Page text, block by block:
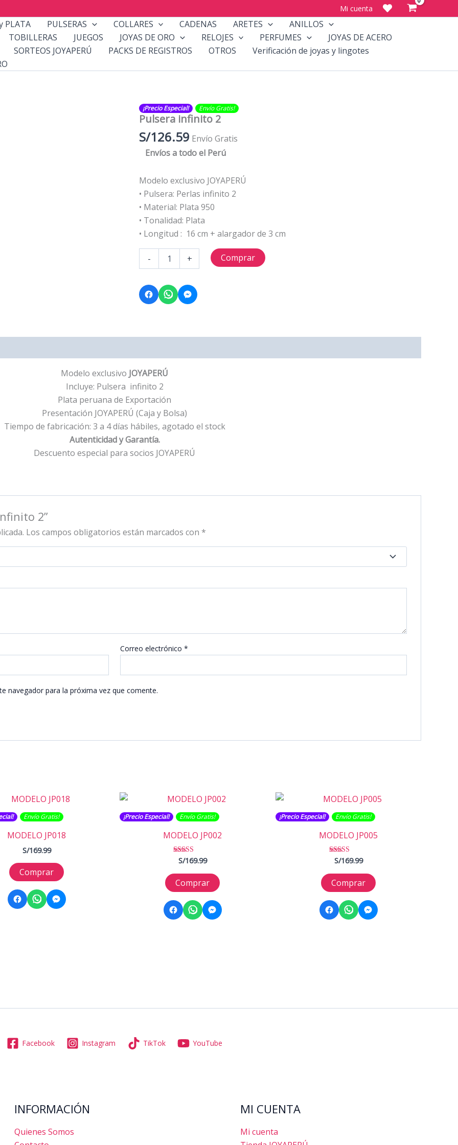
Mi cuenta
PLATA PULSERAS COLLARES CADENAS ARETES
ANILLOS
TOBILLERAS JUEGOS JOYAS DE ORO RELOJES PERFUMES
JOYAS DE ACERO
SORTEOS JOYAPERÚ PACKS DE REGISTROS OTROS
Verificación de joyas y lingotes
¡Precio Especial! Envío Gratis​​​!
Pulsera infinito 2
S/126.59 Envío Gratis
Envíos a todo el Perú
Modelo exclusivo JOYAPERÚ
• Pulsera: Perlas infinito 2
• Material: Plata 950
• Tonalidad: Plata
• Longitud : 16 cm + alargador de 3 cm
-
infinito
cantidad
+ Comprar
Modelo exclusivo JOYAPERÚ
Incluye: Pulsera infinito 2
Plata peruana de Exportación
Presentación JOYAPERÚ (Caja y Bolsa)
Tiempo de fabricación: 3 a 4 días hábiles, agotado el stock
Autenticidad y Garantía.
Descuento especial para socios JOYAPERÚ
2”
Los campos obligatorios están marcados con *
Correo electrónico*
navegador para la próxima vez que comente.
Envío Gratis​​​!
MODELO JP018
S/169.99
Comprar
¡Precio Especial! Envío Gratis​​​!
MODELO JP002
Valorado con
de 5
S/169.99
Comprar
¡Precio Especial! Envío Gratis​​​!
MODELO JP005
Valorado con
de 5
S/169.99
Comprar
Facebook Instagram TikTok YouTube
INFORMACIÓN
Quienes Somos
MI CUENTA
Mi cuenta